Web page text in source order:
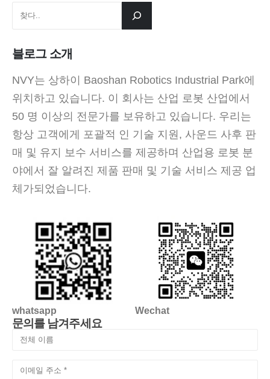
블로그 소개
NVY는 상하이 Baoshan Robotics Industrial Park에
위치하고 있습니다. 이 회사는 산업 로봇 산업에서
50 명 이상의 전문가를 보유하고 있습니다. 우리는
항상 고객에게 포괄적 인 기술 지원, 사운드 사후 판
매 및 유지 보수 서비스를 제공하며 산업용 로봇 분
야에서 잘 알려진 제품 판매 및 기술 서비스 제공 업
체가되었습니다.
whatsapp Wechat
문의를 남겨주세요